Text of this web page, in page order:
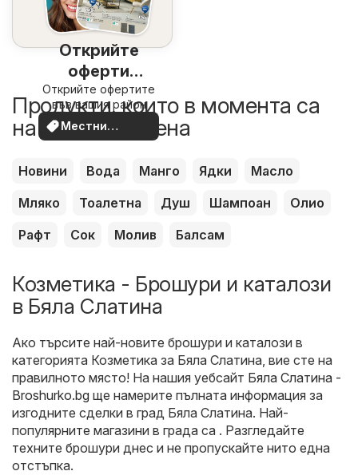
Открийте
оферти
наблизо
Открийте офертите
във вашия район
Местни
оферти
Продукти, които в момента са
на по-добра цена
Новини Вода Манго Ядки
Масло
Мляко
Тоалетна Душ Шампоан
Олио
Рафт
Сок Молив Балсам
Козметика - Брошури и каталози
в Бяла Слатина
Ако търсите най-новите брошури и каталози в
категорията Козметика за Бяла Слатина, вие сте на
правилното място! На нашия уебсайт Бяла Слатина -
Broshurko.bg ще намерите пълната информация за
изгодните сделки в град Бяла Слатина. Най-
популярните магазини в града са . Разгледайте
техните брошури днес и не пропускайте нито една
отстъпка.